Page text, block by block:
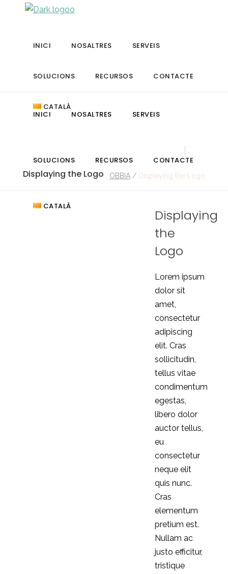
INICI NOSALTRES SERVEIS
SOLUCIONS RECURSOS CONTACTE
CATALÀ
INICI NOSALTRES SERVEIS
SOLUCIONS RECURSOS CONTACTE
CATALÀ
Displaying the Logo OBBIA / Displaying the Logo
Displaying
the
Logo
Lorem ipsum
dolor sit
amet,
consectetur
adipiscing
elit. Cras
sollicitudin,
tellus vitae
condimentum
egestas,
libero dolor
auctor tellus,
eu
consectetur
neque elit
quis nunc.
Cras
elementum
pretium est.
Nullam ac
justo efficitur,
tristique